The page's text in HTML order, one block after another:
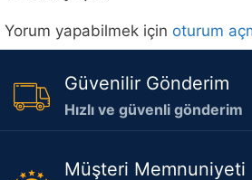
Yorum yapabilmek için oturum
Güvenilir Gönderim
Hızlı ve güvenli gönderim
Müşteri Memnuniyeti